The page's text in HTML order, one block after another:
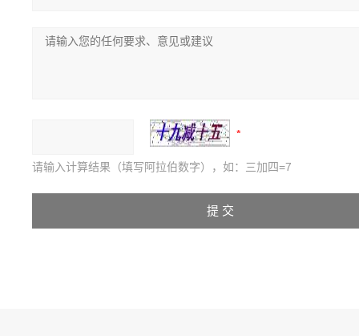
请输入计算结果（填写阿拉伯数字），如：三加四=7